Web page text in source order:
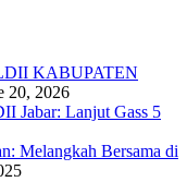
KABUPATEN
20, 2026
Jabar: Lanjut Gass 5
Melangkah Bersama di